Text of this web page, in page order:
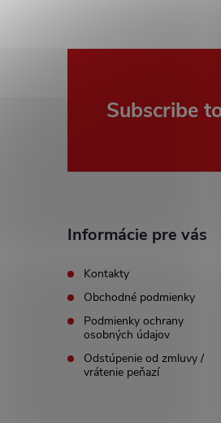
Subscribe
Informácie pre vás
Kontakty
Obchodné podmienky
Podmienky ochrany
osobných údajov
Odstúpenie od zmluvy /
vrátenie peňazí